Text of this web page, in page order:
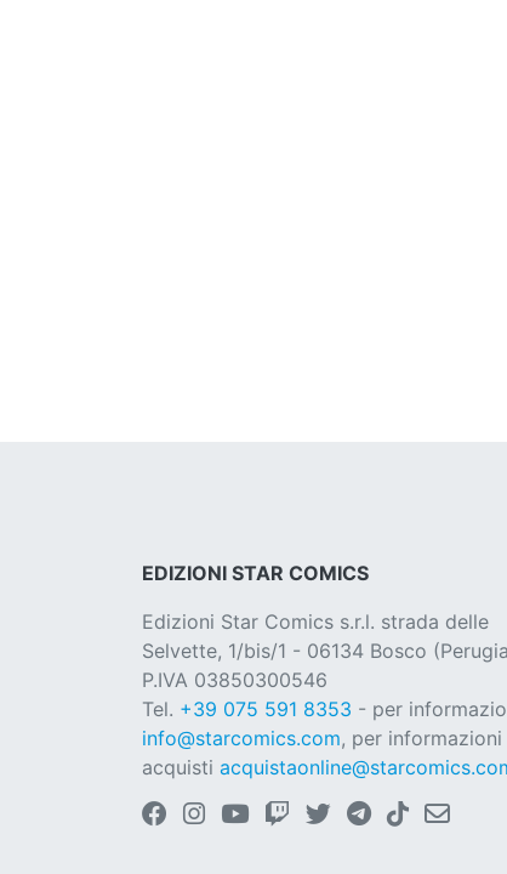
EDIZIONI STAR COMICS
Edizioni Star Comics s.r.l. strada delle
Selvette, 1/bis/1 - 06134 Bosco
P.IVA 03850300546
Tel. +39 075 591 8353 - per
info@starcomics.com, per informazioni
acquisti